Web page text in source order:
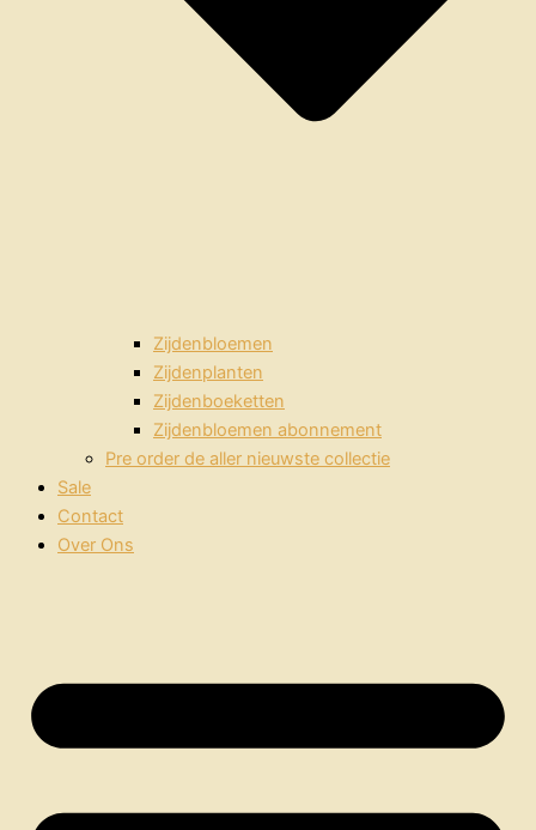
Zijdenbloemen
Zijdenplanten
Zijdenboeketten
Zijdenbloemen abonnement
Pre order de aller nieuwste collectie
Sale
Contact
Over Ons